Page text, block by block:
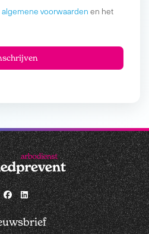
algemene voorwaarden en het